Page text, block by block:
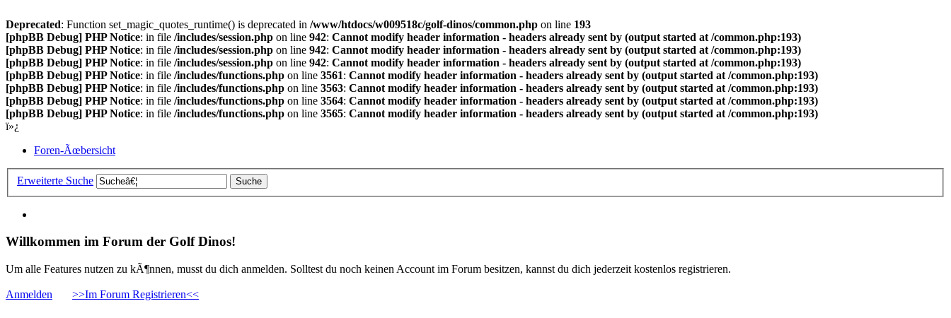
Deprecated: Function set_magic_quotes_runtime() is deprecated in /www/htdocs/w009518c/golf-dinos/common.php on line 193
[phpBB Debug] PHP Notice: in file /includes/session.php on line 942: Cannot modify header information - headers already sent by (output started at /common.php:193)
[phpBB Debug] PHP Notice: in file /includes/session.php on line 942: Cannot modify header information - headers already sent by (output started at /common.php:193)
[phpBB Debug] PHP Notice: in file /includes/session.php on line 942: Cannot modify header information - headers already sent by (output started at /common.php:193)
[phpBB Debug] PHP Notice: in file /includes/functions.php on line 3561: Cannot modify header information - headers already sent by (output started at /common.php:193)
[phpBB Debug] PHP Notice: in file /includes/functions.php on line 3563: Cannot modify header information - headers already sent by (output started at /common.php:193)
[phpBB Debug] PHP Notice: in file /includes/functions.php on line 3564: Cannot modify header information - headers already sent by (output started at /common.php:193)
[phpBB Debug] PHP Notice: in file /includes/functions.php on line 3565: Cannot modify header information - headers already sent by (output started at /common.php:193)
ï»¿
Foren-Ãœbersicht
Erweiterte Suche
Willkommen im Forum der Golf Dinos!
Um alle Features nutzen zu kÃ¶nnen, musst du dich anmelden. Solltest du noch keinen Account im Forum besitzen, kannst du dich jederzeit kostenlos registrieren.
Anmelden >>Im Forum Registrieren<<